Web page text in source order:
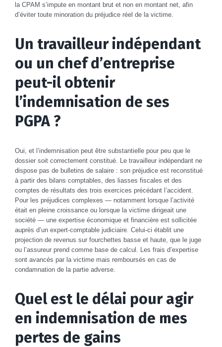
la CPAM s’impute en montant brut et non en montant net, afin
d’éviter toute minoration du préjudice réel de la victime.
Un travailleur indépendant
ou un chef d’entreprise
peut-il obtenir
l’indemnisation de ses
PGPA ?
Oui, et l’indemnisation peut être substantielle pour peu que le
dossier soit correctement constitué. Le travailleur indépendant ne
dispose pas de bulletins de salaire : son préjudice est reconstitué
à partir des bilans comptables, des liasses fiscales et des
comptes de résultats des trois exercices précédant l’accident.
Pour les préjudices complexes — notamment lorsque l’activité
était en pleine croissance ou lorsque la victime dirigeait une
société — une expertise économique et financière est sollicitée
auprès d’un expert-comptable judiciaire. Celui-ci établit une
projection de revenus sur fourchettes basse et haute, que le juge
ou l’assureur prend comme base de calcul. Les frais d’expertise
sont avancés par la victime mais remboursés en cas de
condamnation de la partie adverse.
Quel est le délai pour agir
en indemnisation de mes
pertes de gains